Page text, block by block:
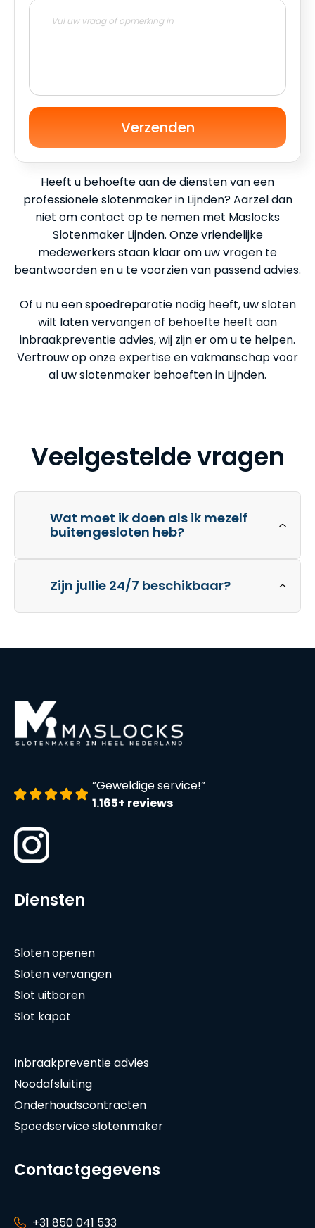
Heeft u behoefte aan de diensten van een
professionele slotenmaker in Lijnden? Aarzel dan
niet om contact op te nemen met Maslocks
Slotenmaker Lijnden. Onze vriendelijke
medewerkers staan klaar om uw vragen te
beantwoorden en u te voorzien van passend advies.
Of u nu een spoedreparatie nodig heeft, uw sloten
wilt laten vervangen of behoefte heeft aan
inbraakpreventie advies, wij zijn er om u te helpen.
Vertrouw op onze expertise en vakmanschap voor
al uw slotenmaker behoeften in Lijnden.
Verzenden
Veelgestelde vragen
Wat moet ik doen als ik mezelf
buitengesloten heb?
Zijn jullie 24/7 beschikbaar?
”Geweldige service!”
1.165+ reviews
Diensten
Sloten openen
Sloten vervangen
Slot uitboren
Slot kapot
Inbraakpreventie advies
Noodafsluiting
Onderhoudscontracten
Spoedservice slotenmaker
Contactgegevens
+31 850 041 533